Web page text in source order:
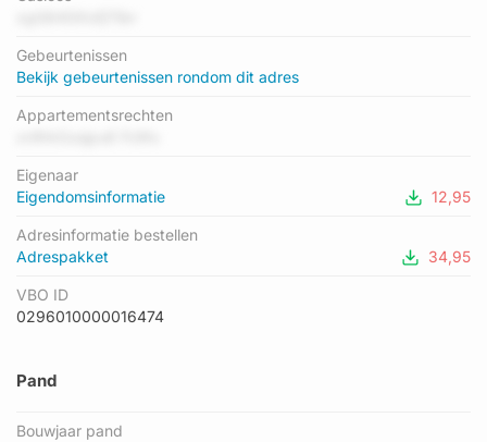
Gebeurtenissen
Bekijk gebeurtenissen rondom dit adres
Appartementsrechten
Eigenaar
Eigendomsinformatie
12,95
Adresinformatie bestellen
Adrespakket
34,95
VBO ID
0296010000016474
Pand
Bouwjaar pand